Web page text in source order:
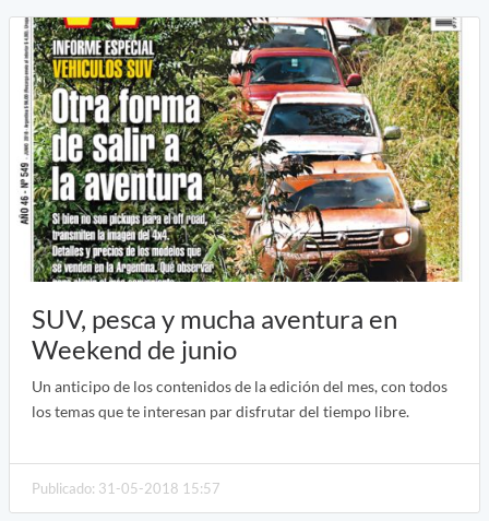
SUV, pesca y mucha aventura en
Weekend de junio
Un anticipo de los contenidos de la edición del mes, con todos
los temas que te interesan par disfrutar del tiempo libre.
Publicado: 31-05-2018 15:57